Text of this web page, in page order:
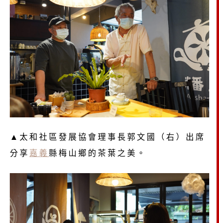
▲太和社區發展協會理事長郭文國（右）出席
分享 嘉義 縣梅山鄉的茶葉之美。